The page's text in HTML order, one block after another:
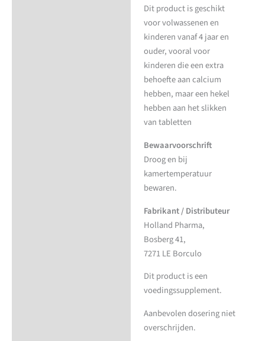
Dit product is geschikt
voor volwassenen en
kinderen vanaf 4 jaar en
ouder, vooral voor
kinderen die een extra
behoefte aan calcium
hebben, maar een hekel
hebben aan het slikken
van tabletten
Bewaarvoorschrift
Droog en bij
kamertemperatuur
bewaren.
Fabrikant / Distributeur
Holland Pharma,
Bosberg 41,
7271 LE Borculo
Dit product is een
voedingssupplement.
Aanbevolen dosering niet
overschrijden.